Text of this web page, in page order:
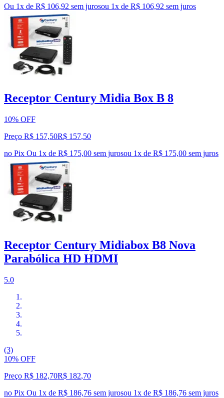
Ou 1x de R$ 106,92 sem jurosou 1x de R$ 106,92 sem juros
Receptor Century Midia Box B 8
10% OFF
Preço R$ 157,50R$ 157,50
no Pix Ou 1x de R$ 175,00 sem jurosou 1x de R$ 175,00 sem juros
Receptor Century Midiabox B8 Nova
Parabólica HD HDMI
5.0
(3)
10% OFF
Preço R$ 182,70R$ 182,70
no Pix Ou 1x de R$ 186,76 sem jurosou 1x de R$ 186,76 sem juros